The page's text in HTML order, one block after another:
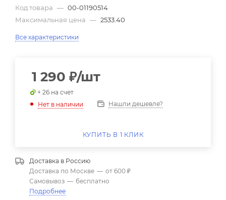
Код товара — 00-01190514
Максимальная цена — 2533.40
Все характеристики
1 290 ₽/шт
+ 26 на счет
Нет в наличии
Нашли дешевле?
КУПИТЬ В 1 КЛИК
Доставка в Россию
Доставка по Москве — от 600 ₽
Самовывоз — бесплатно
Подробнее